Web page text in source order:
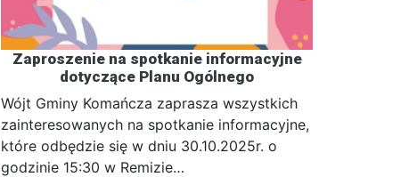
Zaproszenie na spotkanie informacyjne
dotyczące Planu Ogólnego
Wójt Gminy Komańcza zaprasza wszystkich
zainteresowanych na spotkanie informacyjne,
które odbędzie się w dniu 30.10.2025r. o
godzinie 15:30 w Remizie…